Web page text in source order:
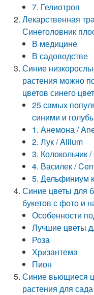
7. Гелиотроп
Лекарственная
Синеголовник
В медицине
В садоводстве
Синие
растения можно
цветов синего
25 самых
синими и
1. Анемона /
2. Лук / Allium
3. Колокольчик
4. Василек /
5. Дельфиниум
Синие цветы для
букетов с фото и
Особенности
Лучшие цветы
Роза
Хризантема
Пион
Синие вьющиеся
растения для сада